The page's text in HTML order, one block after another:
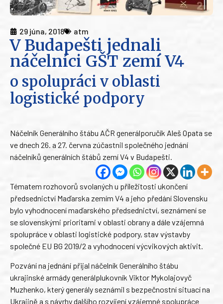
29 júna, 2018 atm
V Budapešti jednali
náčelníci GŠT zemí V4
o spolupráci v oblasti
logistické podpory
Náčelník Generálního štábu AČR generálporučík Aleš Opata se
ve dnech 26. a 27. června zúčastnil společného jednání
náčelníků generálních štábů zemí V4 v Budapešti.
Tématem rozhovorů svolaných u příležitosti ukončení
předsednictví Maďarska zemím V4 a jeho předání Slovensku
bylo vyhodnocení maďarského předsednictví, seznámení se
se slovenskými prioritami v oblasti obrany a dále vzájemná
spolupráce v oblasti logistické podpory, stav výstavby
společné EU BG 2019/2 a vyhodnocení výcvikových aktivit.
Pozvání na jednání přijal náčelník Generálního štábu
ukrajinské armády generálplukovník Viktor Mykolajovyč
Muzhenko, který generály seznámil s bezpečnostní situací na
Ukrajině a s návrhy dalšího rozvíjení vzájemné spolupráce